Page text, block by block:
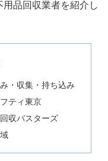
品回収業者を紹介し
・収集・持ち込み
ティ東京
収バスターズ